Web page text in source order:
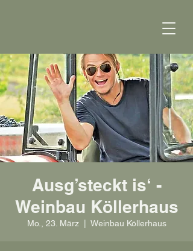
Ausg’steckt is‘ -
Weinbau Köllerhaus
Mo., 23. März
  |
Weinbau Köllerhaus